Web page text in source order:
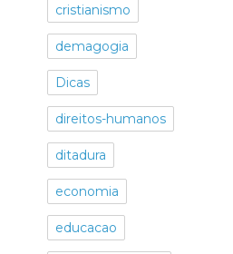
cristianismo
demagogia
Dicas
direitos-humanos
ditadura
economia
educacao